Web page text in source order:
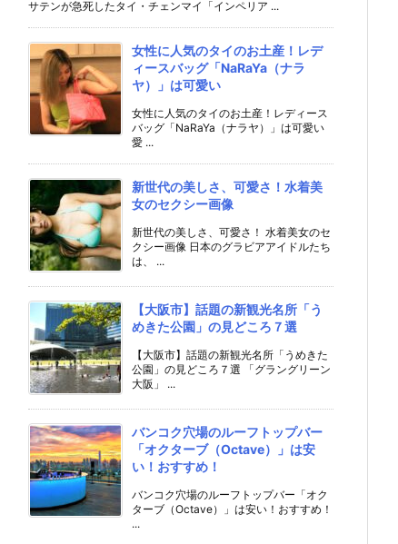
サテンが急死したタイ・チェンマイ「インペリア ...
女性に人気のタイのお土産！レデ
ィースバッグ「NaRaYa（ナラ
ヤ）」は可愛い
女性に人気のタイのお土産！レディース
バッグ「NaRaYa（ナラヤ）」は可愛い
愛 ...
新世代の美しさ、可愛さ！水着美
女のセクシー画像
新世代の美しさ、可愛さ！ 水着美女のセ
クシー画像 日本のグラビアアイドルたち
は、 ...
【大阪市】話題の新観光名所「う
めきた公園」の見どころ７選
【大阪市】話題の新観光名所「うめきた
公園」の見どころ７選 「グラングリーン
大阪」 ...
バンコク穴場のルーフトップバー
「オクターブ（Octave）」は安
い！おすすめ！
バンコク穴場のルーフトップバー「オク
ターブ（Octave）」は安い！おすすめ！
...